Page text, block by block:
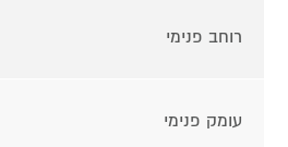
רוחב פנימי
עומק פנימי